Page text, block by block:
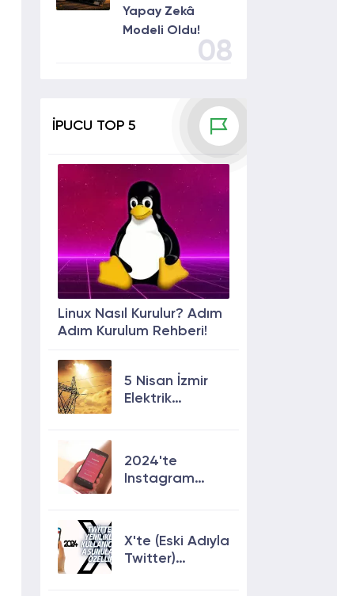
Yapay Zekâ
Modeli Oldu!
08
İPUCU TOP 5
Linux Nasıl Kurulur? Adım
Adım Kurulum Rehberi!
5 Nisan İzmir
Elektrik
2024'te
Instagram
Etkili Yolları!
X'te (Eski Adıyla
Twitter)